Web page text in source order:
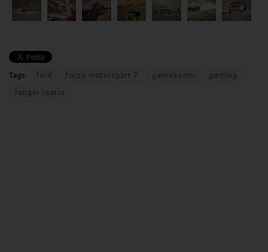
Tags: ford forza motorsport 7 gamescom gaming
ranger raptor